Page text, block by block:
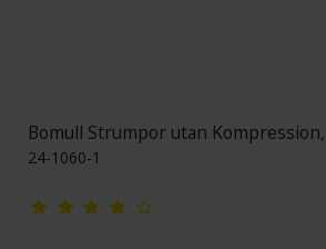
Bomull Strumpor utan
24-1060-1